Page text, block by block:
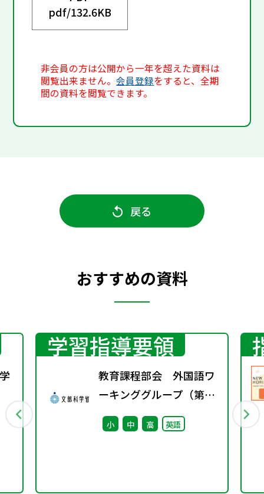
pdf/132.6KB
非会員の方は公開から一年を超えた資料は
閲覧出来ません。会員登録をすると、全期
間の資料を閲覧できます。
戻る
おすすめの資料
学習指導要領
教育課程部会 外国語ワ
ーキンググループ（第8
回） 配付資料
小 中 高 英語